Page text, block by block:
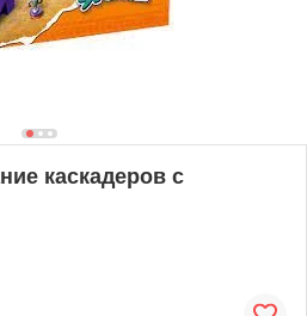
каскадеров с